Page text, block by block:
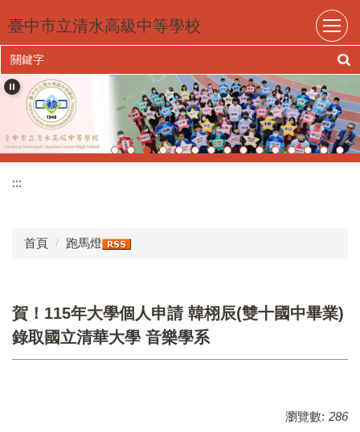
到
主
要
內
容
臺中市立清水高級中等學校
:::
首頁 跑馬燈
賀！115年大學個人申請 韓栩辰(雙十國中畢業)
錄取國立清華大學 音樂學系
瀏覽數: 286